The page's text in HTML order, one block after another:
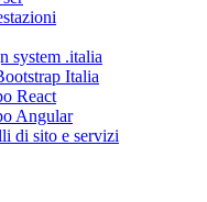
system .italia
Italia
React
Angular
di sito e servizi